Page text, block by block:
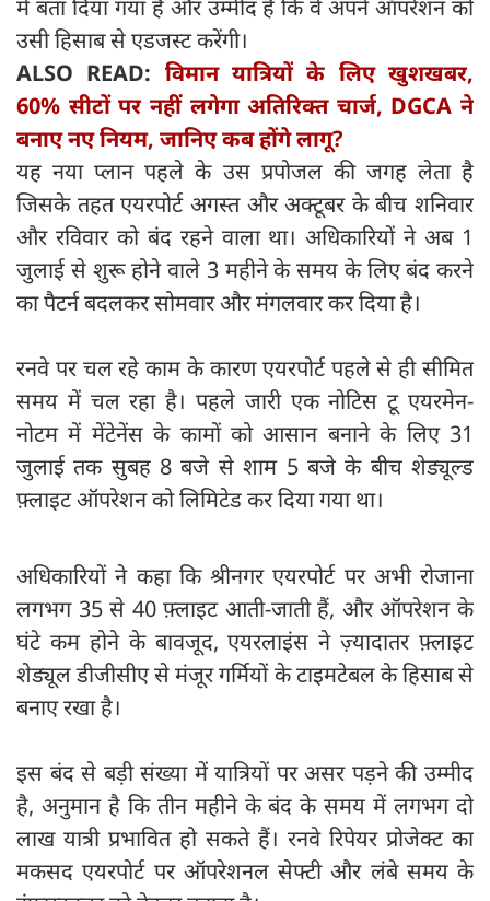
में बता दिया गया है और उम्मीद है कि वे अपने ऑपरेशन को
उसी हिसाब से एडजस्ट करेंगी।
ALSO READ: विमान यात्रियों के लिए खुशखबर,
60% सीटों पर नहीं लगेगा अतिरिक्त चार्ज, DGCA ने
बनाए नए नियम, जानिए कब होंगे लागू?
यह नया प्लान पहले के उस प्रपोजल की जगह लेता है
जिसके तहत एयरपोर्ट अगस्त और अक्टूबर के बीच शनिवार
और रविवार को बंद रहने वाला था। अधिकारियों ने अब 1
जुलाई से शुरू होने वाले 3 महीने के समय के लिए बंद करने
का पैटर्न बदलकर सोमवार और मंगलवार कर दिया है।
रनवे पर चल रहे काम के कारण एयरपोर्ट पहले से ही सीमित
समय में चल रहा है। पहले जारी एक नोटिस टू एयरमेन-
नोटम में मेंटेनेंस के कामों को आसान बनाने के लिए 31
जुलाई तक सुबह 8 बजे से शाम 5 बजे के बीच शेड्यूल्ड
फ़्लाइट ऑपरेशन को लिमिटेड कर दिया गया था।
अधिकारियों ने कहा कि श्रीनगर एयरपोर्ट पर अभी रोजाना
लगभग 35 से 40 फ़्लाइट आती-जाती हैं, और ऑपरेशन के
घंटे कम होने के बावजूद, एयरलाइंस ने ज़्यादातर फ़्लाइट
शेड्यूल डीजीसीए से मंजूर गर्मियों के टाइमटेबल के हिसाब से
बनाए रखा है।
इस बंद से बड़ी संख्या में यात्रियों पर असर पड़ने की उम्मीद
है, अनुमान है कि तीन महीने के बंद के समय में लगभग दो
लाख यात्री प्रभावित हो सकते हैं। रनवे रिपेयर प्रोजेक्ट का
मकसद एयरपोर्ट पर ऑपरेशनल सेफ्टी और लंबे समय के